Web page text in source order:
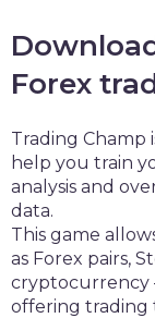
Forex
Trading Champ
help you train
analysis and
data.
This game
as Forex pairs,
cryptocurrency
offering trading